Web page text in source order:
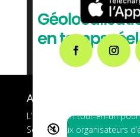
🔇
A propos de FMS
L’application tout-en-un
Services aux organisateurs